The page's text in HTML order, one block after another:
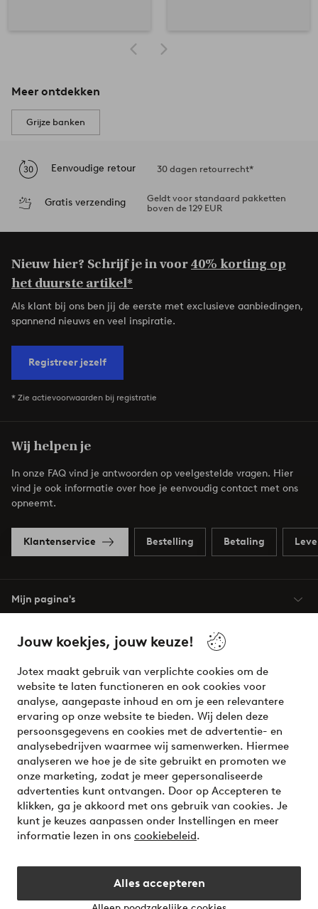
Jouw koekjes, jouw keuze!
Jotex maakt gebruik van verplichte cookies om de
website te laten functioneren en ook cookies voor
analyse, aangepaste inhoud en om je een relevantere
ervaring op onze website te bieden. Wij delen deze
persoonsgegevens en cookies met de advertentie- en
analysebedrijven waarmee wij samenwerken. Hiermee
analyseren we hoe je de site gebruikt en promoten we
onze marketing, zodat je meer gepersonaliseerde
advertenties kunt ontvangen. Door op Accepteren te
klikken, ga je akkoord met ons gebruik van cookies. Je
kunt je keuzes aanpassen onder Instellingen en meer
informatie lezen in ons cookiebeleid.
Alles accepteren
Meer ontdekken
Grijze banken
Eenvoudige retour 30 dagen retourrecht*
Gratis verzending
Geldt voor standaard pakketten
boven de 129 EUR
Nieuw hier? Schrijf je in voor40% korting op
het duurste artikel*
Als klant bij ons ben jij de eerste met exclusieve aanbiedingen,
spannend nieuws en veel inspiratie.
Registreer jezelf
* Zie actievoorwaarden bij registratie
Wij helpen je
In onze FAQ vind je antwoorden op veelgestelde vragen. Hier
vind je ook informatie over hoe je eenvoudig contact met ons
opneemt.
Klantenservice Bestelling Betaling
Mijn pagina's
Over Jotex
Onze diensten
Voorwaarden
Meet our friend Ellos
Welcome to Ellos, the Nordic destination for fashion and
beauty! Get a clean, modern aesthetic and unique style for
your wardrobe. Your next inspiring look is here!
Visit Ellos